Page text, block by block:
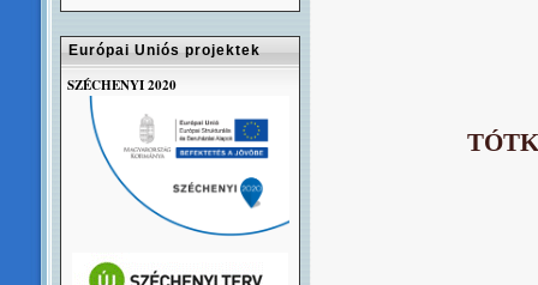
Európai Uniós projektek
SZÉCHENYI 2020